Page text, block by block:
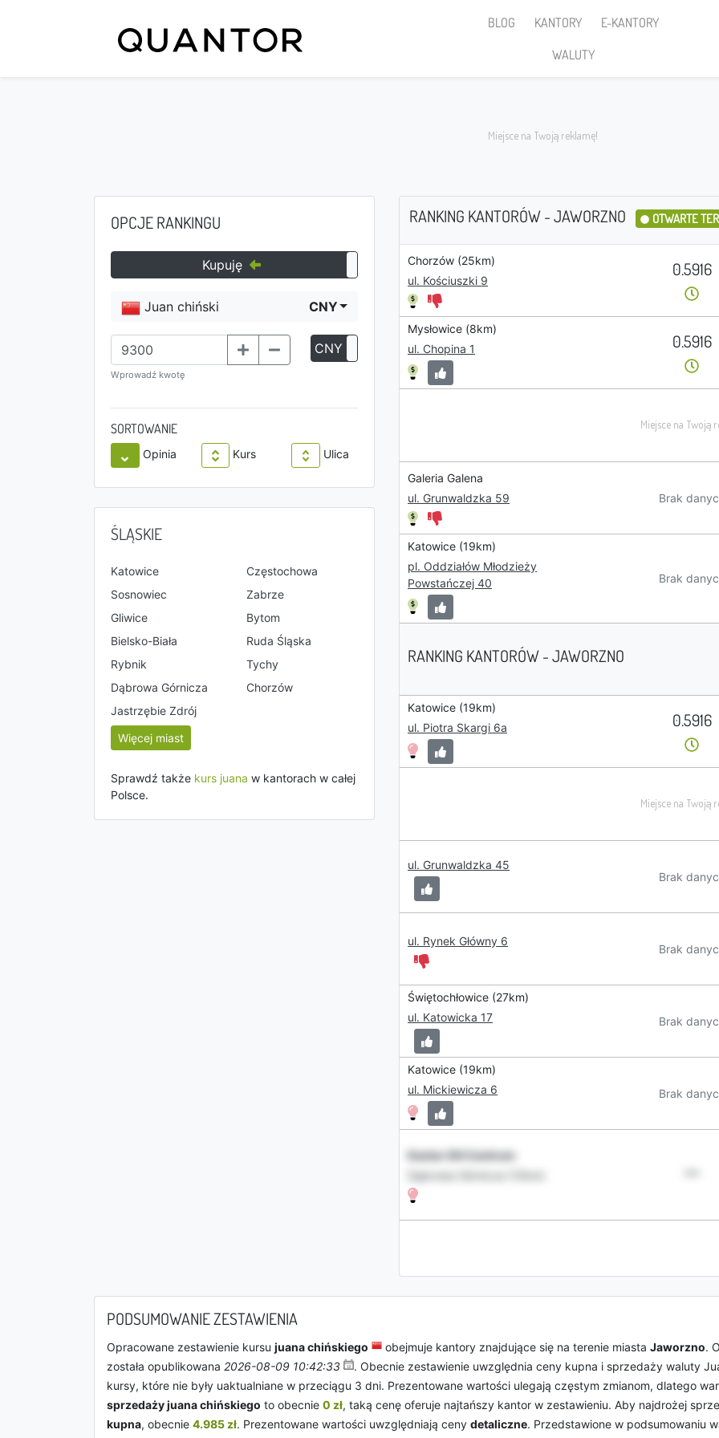
BLOG KANTORY
E-KANTORY
WALUTY
OPCJE RANKINGU
Kupuję Sprzedaję
Juan chiński CNY
Wprowadź kwotę
CNY
SORTOWANIE
Opinia Kurs Ulica
ŚLĄSKIE
Katowice
Częstochowa
Sosnowiec
Zabrze
Gliwice
Bytom
Bielsko-Biała
Ruda Śląska
Rybnik
Tychy
Dąbrowa Górnicza
Chorzów
Jastrzębie Zdrój
Więcej miast
Sprawdź także kurs juana w kantorach w całej
Polsce.
RANKING KANTORÓW - JAWORZNO OTWARTE
Chorzów (25km)
ul. Kościuszki 9
0.5916
Mysłowice (8km)
ul. Chopina 1
0.5916
Galeria Galena
ul. Grunwaldzka 59
Brak
Katowice (19km)
pl. Oddziałów Młodzieży
Powstańczej 40
Brak
RANKING KANTORÓW - JAWORZNO
Katowice (19km)
ul. Piotra Skargi 6a
0.5916
ul. Grunwaldzka 45
Brak
ul. Rynek Główny 6
Brak
Świętochłowice (27km)
ul. Katowicka 17
Brak
Katowice (19km)
ul. Mickiewicza 6
Brak
Kantor DH Centrum
Dąbrowa Górnicza (15km)
•••
PODSUMOWANIE ZESTAWIENIA
Opracowane zestawienie kursu juana chińskiego obejmuje kantory znajdujące się na terenie miasta Jaworzno.
została opublikowana 2026-08-09 10:42:33
. Obecnie zestawienie uwzględnia ceny kupna i sprzedaży waluty
kursy, które nie były uaktualniane w przeciągu 3 dni. Prezentowane wartości ulegają częstym zmianom, dlatego
sprzedaży juana chińskiego to obecnie 0 zł, taką cenę oferuje najtańszy kantor w zestawieniu. Aby najdrożej
kupna, obecnie 4.985 zł. Prezentowane wartości uwzględniają ceny detaliczne. Przedstawione w podsumowaniu